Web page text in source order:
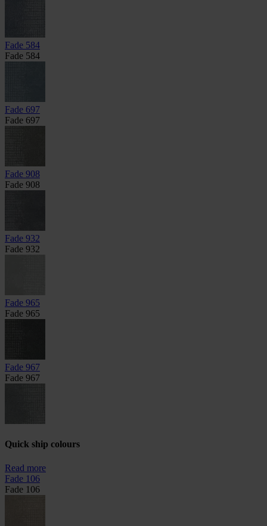
Fade 584
Fade 584
Fade 697
Fade 697
Fade 908
Fade 908
Fade 932
Fade 932
Fade 965
Fade 965
Fade 967
Fade 967
Quick ship colours
Read more
Fade 106
Fade 106